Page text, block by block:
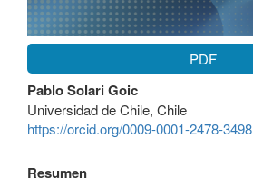
PDF
Contenido
principal
del
artículo
Pablo Solari Goic
Universidad de Chile, Chile
https://orcid.org/0009-0001-2478-3498
Resumen